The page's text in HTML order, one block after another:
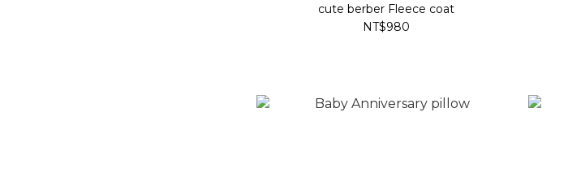
cute berber Fleece coat
NT$980